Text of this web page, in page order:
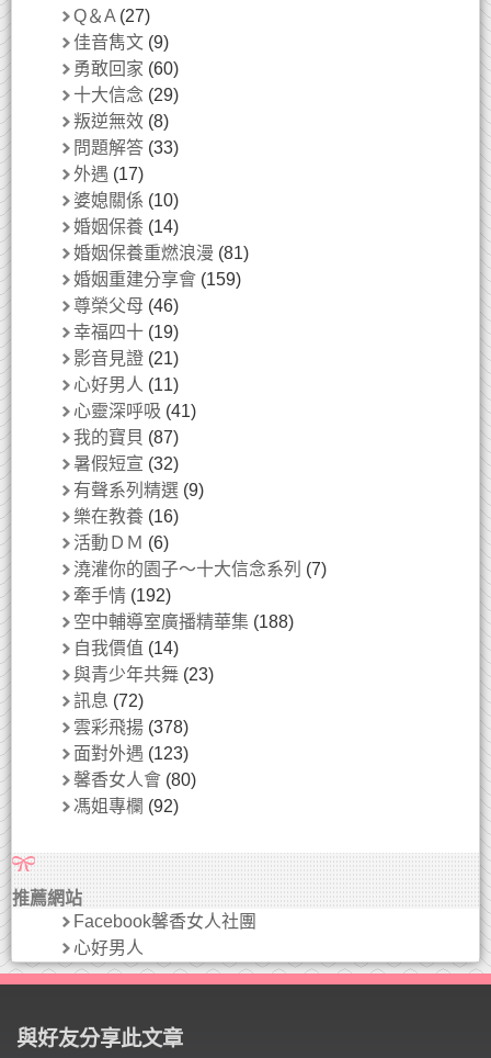
Q＆A (27)
佳音雋文 (9)
勇敢回家 (60)
十大信念 (29)
叛逆無效 (8)
問題解答 (33)
外遇 (17)
婆媳關係 (10)
婚姻保養 (14)
婚姻保養重燃浪漫 (81)
婚姻重建分享會 (159)
尊榮父母 (46)
幸福四十 (19)
影音見證 (21)
心好男人 (11)
心靈深呼吸 (41)
我的寶貝 (87)
暑假短宣 (32)
有聲系列精選 (9)
樂在教養 (16)
活動ＤＭ (6)
澆灌你的園子～十大信念系列 (7)
牽手情 (192)
空中輔導室廣播精華集 (188)
自我價值 (14)
與青少年共舞 (23)
訊息 (72)
雲彩飛揚 (378)
面對外遇 (123)
馨香女人會 (80)
馮姐專欄 (92)
推薦網站
Facebook馨香女人社團
心好男人
與好友分享此文章